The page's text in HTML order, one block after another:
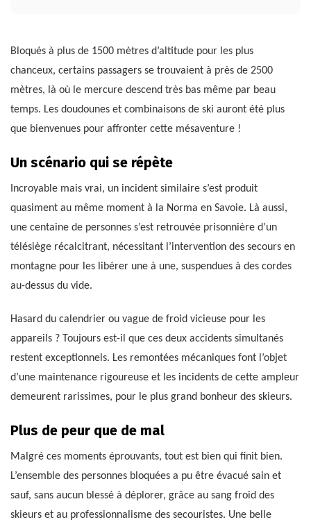
Bloqués à plus de 1500 mètres d’altitude pour les plus
chanceux, certains passagers se trouvaient à près de 2500
mètres, là où le mercure descend très bas même par beau
temps. Les doudounes et combinaisons de ski auront été plus
que bienvenues pour affronter cette mésaventure !
Un scénario qui se répète
Incroyable mais vrai, un incident similaire s’est produit
quasiment au même moment à la Norma en Savoie. Là aussi,
une centaine de personnes s’est retrouvée prisonnière d’un
télésiège récalcitrant, nécessitant l’intervention des secours en
montagne pour les libérer une à une, suspendues à des cordes
au-dessus du vide.
Hasard du calendrier ou vague de froid vicieuse pour les
appareils ? Toujours est-il que ces deux accidents simultanés
restent exceptionnels. Les remontées mécaniques font l’objet
d’une maintenance rigoureuse et les incidents de cette ampleur
demeurent rarissimes, pour le plus grand bonheur des skieurs.
Plus de peur que de mal
Malgré ces moments éprouvants, tout est bien qui finit bien.
L’ensemble des personnes bloquées a pu être évacué sain et
sauf, sans aucun blessé à déplorer, grâce au sang froid des
skieurs et au professionnalisme des secouristes. Une belle